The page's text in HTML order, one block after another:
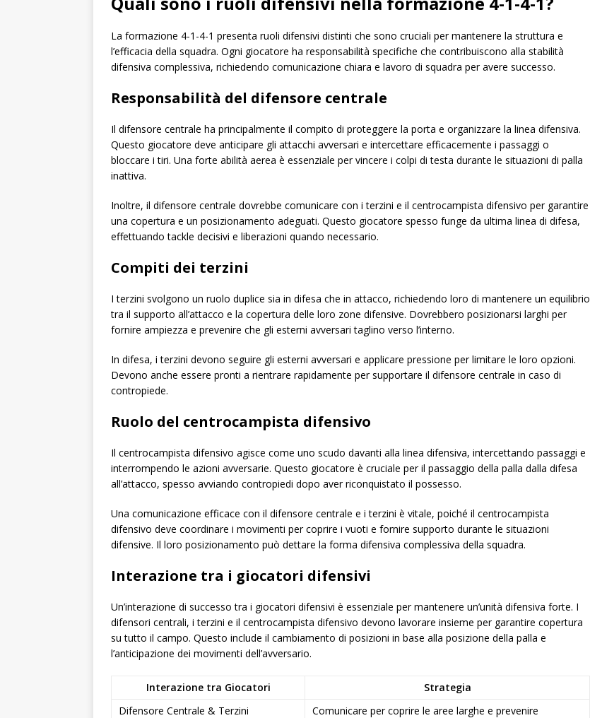
La formazione 4-1-4-1 presenta ruoli difensivi distinti che sono cruciali per mantenere la struttura e
l’efficacia della squadra. Ogni giocatore ha responsabilità specifiche che contribuiscono alla stabilità
difensiva complessiva, richiedendo comunicazione chiara e lavoro di squadra per avere successo.
Responsabilità del difensore centrale
Il difensore centrale ha principalmente il compito di proteggere la porta e organizzare la linea difensiva.
Questo giocatore deve anticipare gli attacchi avversari e intercettare efficacemente i passaggi o
bloccare i tiri. Una forte abilità aerea è essenziale per vincere i colpi di testa durante le situazioni di palla
inattiva.
Inoltre, il difensore centrale dovrebbe comunicare con i terzini e il centrocampista difensivo per garantire
una copertura e un posizionamento adeguati. Questo giocatore spesso funge da ultima linea di difesa,
effettuando tackle decisivi e liberazioni quando necessario.
Compiti dei terzini
I terzini svolgono un ruolo duplice sia in difesa che in attacco, richiedendo loro di mantenere un equilibrio
tra il supporto all’attacco e la copertura delle loro zone difensive. Dovrebbero posizionarsi larghi per
fornire ampiezza e prevenire che gli esterni avversari taglino verso l’interno.
In difesa, i terzini devono seguire gli esterni avversari e applicare pressione per limitare le loro opzioni.
Devono anche essere pronti a rientrare rapidamente per supportare il difensore centrale in caso di
contropiede.
Ruolo del centrocampista difensivo
Il centrocampista difensivo agisce come uno scudo davanti alla linea difensiva, intercettando passaggi e
interrompendo le azioni avversarie. Questo giocatore è cruciale per il passaggio della palla dalla difesa
all’attacco, spesso avviando contropiedi dopo aver riconquistato il possesso.
Una comunicazione efficace con il difensore centrale e i terzini è vitale, poiché il centrocampista
difensivo deve coordinare i movimenti per coprire i vuoti e fornire supporto durante le situazioni
difensive. Il loro posizionamento può dettare la forma difensiva complessiva della squadra.
Interazione tra i giocatori difensivi
Un’interazione di successo tra i giocatori difensivi è essenziale per mantenere un’unità difensiva forte. I
difensori centrali, i terzini e il centrocampista difensivo devono lavorare insieme per garantire copertura
su tutto il campo. Questo include il cambiamento di posizioni in base alla posizione della palla e
l’anticipazione dei movimenti dell’avversario.
Interazione tra Giocatori
Strategia
Difensore Centrale & Terzini
Comunicare per coprire le aree larghe e prevenire